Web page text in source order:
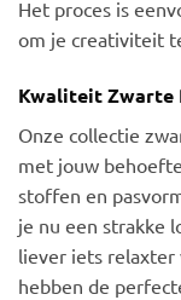
Het proces is
om je creativiteit
Kwaliteit Zwarte
Onze collectie
met jouw
stoffen en
je nu een strakke
liever iets
hebben de